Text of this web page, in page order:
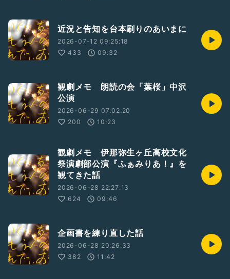
近況と告知を台本刷りのあいまに
2026-07-12 09:25:18
433
09:32
観劇メモ 朗読の会「葉桜」中沢
公演
2026-06-29 07:02:20
200
10:23
観劇メモ 伊那弥生ヶ丘高校文化
祭演劇部公演『ふぁみりあ！』を
観てきた話
2026-06-28 22:27:13
624
09:46
企画書を練り直した話
2026-06-28 20:26:33
382
11:42